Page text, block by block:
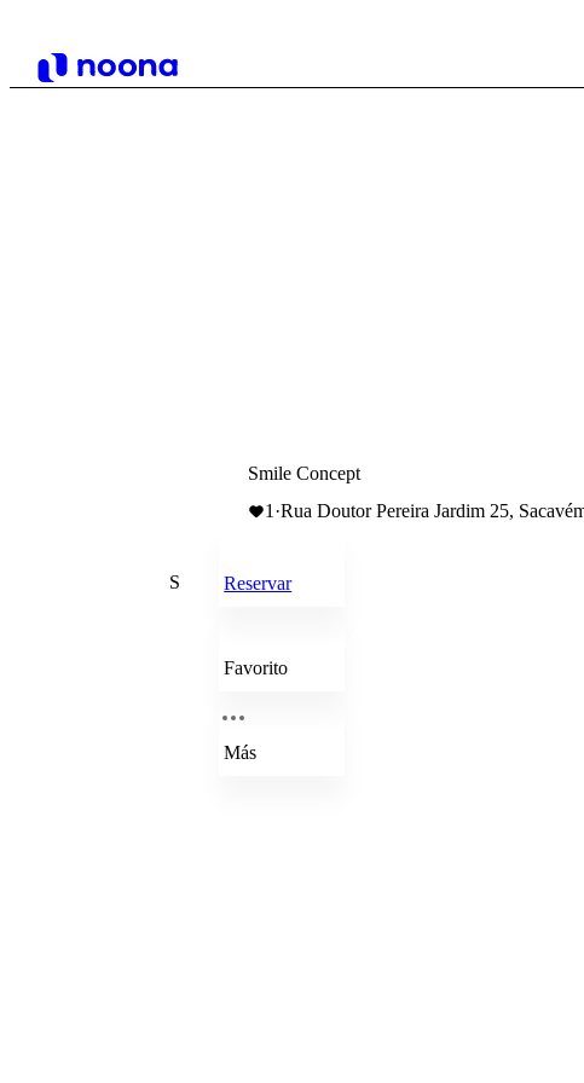
S
Smile Concept
1 ·Rua Doutor Pereira Jardim 25,
Reservar
Favorito
Más